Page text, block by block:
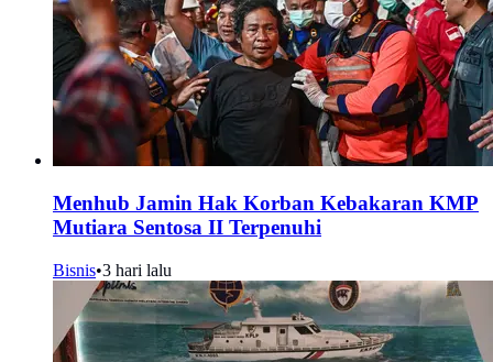
Menhub Jamin Hak Korban Kebakaran KMP
Mutiara Sentosa II Terpenuhi
Bisnis•3 hari lalu